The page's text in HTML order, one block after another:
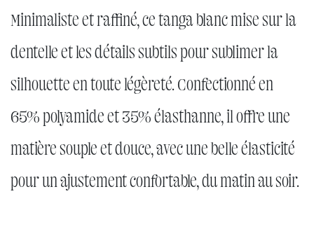
Minimaliste et raffiné, ce tanga blanc mise sur la
dentelle et les détails subtils pour sublimer la
silhouette en toute légèreté. Confectionné en
65% polyamide et 35% élasthanne, il offre une
matière souple et douce, avec une belle élasticité
pour un ajustement confortable, du matin au soir.